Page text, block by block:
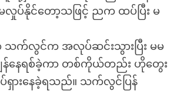
မလှုပ်နိုင်တော့သဖြင့် ညက ထပ်ပြီး မ
သက်လွင်က အလုပ်ဆင်းသွားပြီး မမ
န်နေရစ်ခဲ့ကာ တစ်ကိုယ်တည်း ဟိုတွေး
ရှားနေခဲ့ရသည်။ သက်လွင်ပြန်